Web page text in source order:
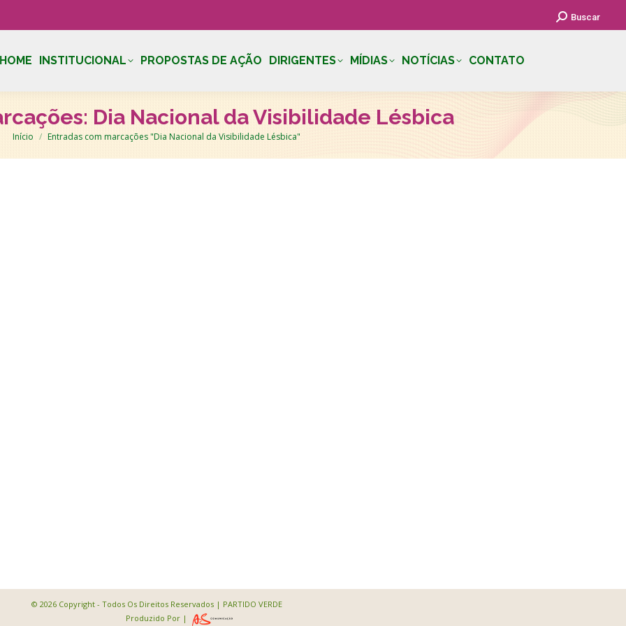
Search:
Buscar
HOME INSTITUCIONAL PROPOSTAS DE AÇÃO DIRIGENTES MÍDIAS NOTÍCIAS CONTATO
Dia Nacional da Visibilidade Lésbica
Você está aqui:
Início Entradas com marcações "Dia Nacional da Visibilidade Lésbica"
© 2026 Copyright - Todos Os Direitos Reservados | PARTIDO VERDE
Produzido Por |